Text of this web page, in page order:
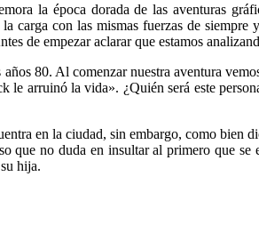
la época dorada de las aventuras
carga con las mismas fuerzas de siempre
de empezar aclarar que estamos
80. Al comenzar nuestra aventura
arruinó la vida». ¿Quién será este
en la ciudad, sin embargo, como
que no duda en insultar al primero que se
hija.